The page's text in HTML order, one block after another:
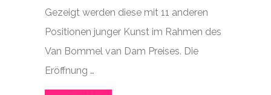
Gezeigt werden diese mit 11 anderen
Positionen junger Kunst im Rahmen des
Van Bommel van Dam Preises. Die
Eröffnung …